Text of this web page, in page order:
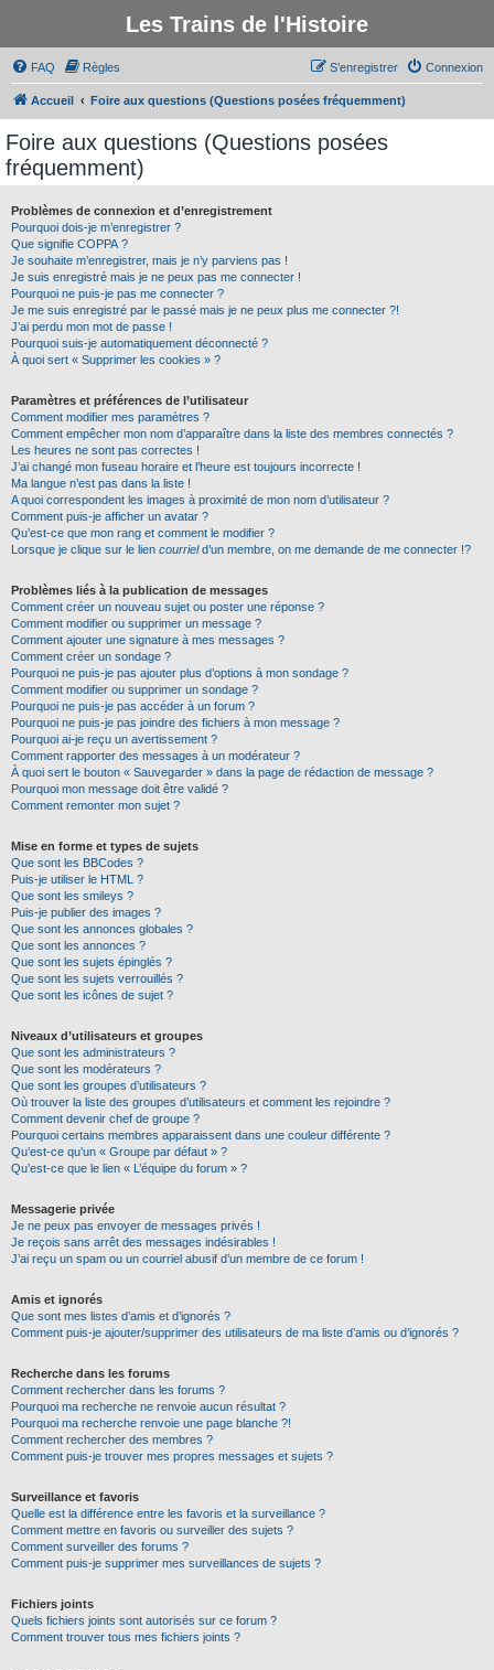
Les Trains de l'Histoire
FAQ Règles Connexion
S’enregistrer
Accueil Foire aux questions (Questions posées fréquemment)
Foire aux questions (Questions posées
fréquemment)
Problèmes de connexion et d’enregistrement
Pourquoi dois-je m’enregistrer ?
Que signifie COPPA ?
Je souhaite m’enregistrer, mais je n’y parviens pas !
Je suis enregistré mais je ne peux pas me connecter !
Pourquoi ne puis-je pas me connecter ?
Je me suis enregistré par le passé mais je ne peux plus me connecter ?!
J’ai perdu mon mot de passe !
Pourquoi suis-je automatiquement déconnecté ?
À quoi sert « Supprimer les cookies » ?
Paramètres et préférences de l’utilisateur
Comment modifier mes paramètres ?
Comment empêcher mon nom d’apparaître dans la liste des membres connectés ?
Les heures ne sont pas correctes !
J’ai changé mon fuseau horaire et l’heure est toujours incorrecte !
Ma langue n’est pas dans la liste !
A quoi correspondent les images à proximité de mon nom d’utilisateur ?
Comment puis-je afficher un avatar ?
Qu’est-ce que mon rang et comment le modifier ?
Lorsque je clique sur le lien courrield’un membre, on me demande de me connecter !?
Problèmes liés à la publication de messages
Comment créer un nouveau sujet ou poster une réponse ?
Comment modifier ou supprimer un message ?
Comment ajouter une signature à mes messages ?
Comment créer un sondage ?
Pourquoi ne puis-je pas ajouter plus d’options à mon sondage ?
Comment modifier ou supprimer un sondage ?
Pourquoi ne puis-je pas accéder à un forum ?
Pourquoi ne puis-je pas joindre des fichiers à mon message ?
Pourquoi ai-je reçu un avertissement ?
Comment rapporter des messages à un modérateur ?
À quoi sert le bouton « Sauvegarder » dans la page de rédaction de message ?
Pourquoi mon message doit être validé ?
Comment remonter mon sujet ?
Mise en forme et types de sujets
Que sont les BBCodes ?
Puis-je utiliser le HTML ?
Que sont les smileys ?
Puis-je publier des images ?
Que sont les annonces globales ?
Que sont les annonces ?
Que sont les sujets épinglés ?
Que sont les sujets verrouillés ?
Que sont les icônes de sujet ?
Niveaux d’utilisateurs et groupes
Que sont les administrateurs ?
Que sont les modérateurs ?
Que sont les groupes d’utilisateurs ?
Où trouver la liste des groupes d’utilisateurs et comment les rejoindre ?
Comment devenir chef de groupe ?
Pourquoi certains membres apparaissent dans une couleur différente ?
Qu’est-ce qu’un « Groupe par défaut » ?
Qu’est-ce que le lien « L’équipe du forum » ?
Messagerie privée
Je ne peux pas envoyer de messages privés !
Je reçois sans arrêt des messages indésirables !
J’ai reçu un spam ou un courriel abusif d’un membre de ce forum !
Amis et ignorés
Que sont mes listes d’amis et d’ignorés ?
Comment puis-je ajouter/supprimer des utilisateurs de ma liste d’amis ou d’ignorés ?
Recherche dans les forums
Comment rechercher dans les forums ?
Pourquoi ma recherche ne renvoie aucun résultat ?
Pourquoi ma recherche renvoie une page blanche ?!
Comment rechercher des membres ?
Comment puis-je trouver mes propres messages et sujets ?
Surveillance et favoris
Quelle est la différence entre les favoris et la surveillance ?
Comment mettre en favoris ou surveiller des sujets ?
Comment surveiller des forums ?
Comment puis-je supprimer mes surveillances de sujets ?
Fichiers joints
Quels fichiers joints sont autorisés sur ce forum ?
Comment trouver tous mes fichiers joints ?